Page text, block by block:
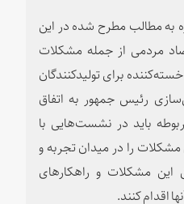
به مطالب مطرح شده در این
مردمی از جمله مشکلات
برای تولیدکنندگان
رئیس جمهور به اتفاق
باید در نشست‌هایی با
را در میدان تجربه و
مشکلات و راهکارهای
اقدام کنند.